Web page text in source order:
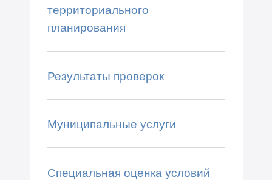
территориального
планирования
Результаты проверок
Муниципальные услуги
Специальная оценка условий